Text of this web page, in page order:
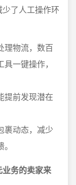
了人工操作环
理物流，数百
一键操作，
提前发现潜在
裹动态，减少
务的卖家来